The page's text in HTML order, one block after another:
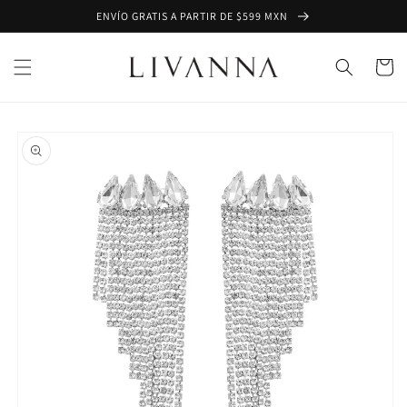
directamente
al contenido
ENVÍO GRATIS A PARTIR DE $599 MXN
Carrito
a la
información